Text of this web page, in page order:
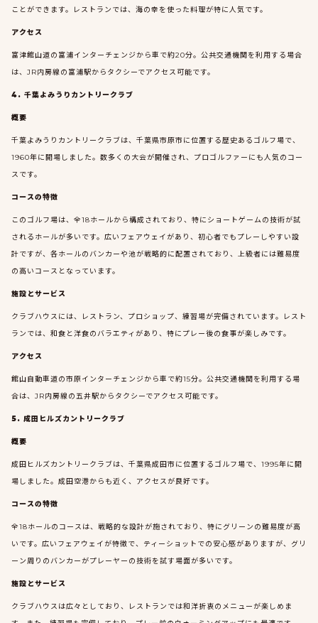
ことができます。レストランでは、海の幸を使った料理が特に人気です。
アクセス
富津館山道の富浦インターチェンジから車で約20分。公共交通機関を利用する場合
は、JR内房線の富浦駅からタクシーでアクセス可能です。
4. 千葉よみうりカントリークラブ
概要
千葉よみうりカントリークラブは、千葉県市原市に位置する歴史あるゴルフ場で、
1960年に開場しました。数多くの大会が開催され、プロゴルファーにも人気のコー
スです。
コースの特徴
このゴルフ場は、全18ホールから構成されており、特にショートゲームの技術が試
されるホールが多いです。広いフェアウェイがあり、初心者でもプレーしやすい設
計ですが、各ホールのバンカーや池が戦略的に配置されており、上級者には難易度
の高いコースとなっています。
施設とサービス
クラブハウスには、レストラン、プロショップ、練習場が完備されています。レスト
ランでは、和食と洋食のバラエティがあり、特にプレー後の食事が楽しみです。
アクセス
館山自動車道の市原インターチェンジから車で約15分。公共交通機関を利用する場
合は、JR内房線の五井駅からタクシーでアクセス可能です。
5. 成田ヒルズカントリークラブ
概要
成田ヒルズカントリークラブは、千葉県成田市に位置するゴルフ場で、1995年に開
場しました。成田空港からも近く、アクセスが良好です。
コースの特徴
全18ホールのコースは、戦略的な設計が施されており、特にグリーンの難易度が高
いです。広いフェアウェイが特徴で、ティーショットでの安心感がありますが、グリ
ーン周りのバンカーがプレーヤーの技術を試す場面が多いです。
施設とサービス
クラブハウスは広々としており、レストランでは和洋折衷のメニューが楽しめま